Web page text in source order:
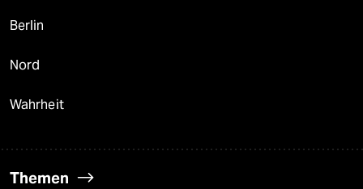
Berlin
Nord
Wahrheit
Themen